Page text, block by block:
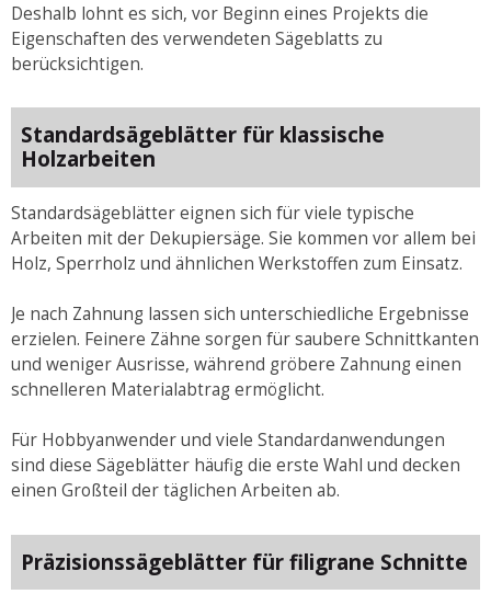
Deshalb lohnt es sich, vor Beginn eines Projekts die
Eigenschaften des verwendeten Sägeblatts zu
berücksichtigen.
Standardsägeblätter für klassische
Holzarbeiten
Standardsägeblätter eignen sich für viele typische
Arbeiten mit der Dekupiersäge. Sie kommen vor allem bei
Holz, Sperrholz und ähnlichen Werkstoffen zum Einsatz.
Je nach Zahnung lassen sich unterschiedliche Ergebnisse
erzielen. Feinere Zähne sorgen für saubere Schnittkanten
und weniger Ausrisse, während gröbere Zahnung einen
schnelleren Materialabtrag ermöglicht.
Für Hobbyanwender und viele Standardanwendungen
sind diese Sägeblätter häufig die erste Wahl und decken
einen Großteil der täglichen Arbeiten ab.
Präzisionssägeblätter für filigrane Schnitte